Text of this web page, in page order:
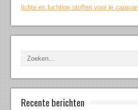
lichte en luchtige stoffen voor je
Recente berichten